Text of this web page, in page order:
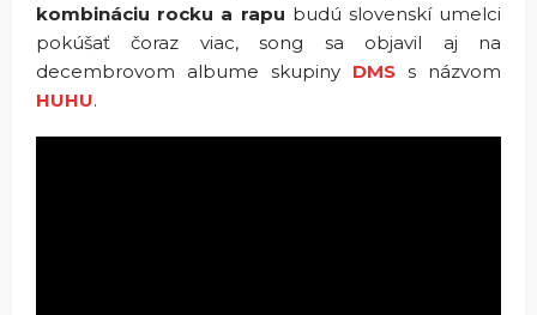
kombináciu rocku a rapu budú slovenskí umelci
pokúšať čoraz viac, song sa objavil aj na
decembrovom albume skupiny DMS s názvom
HUHU.